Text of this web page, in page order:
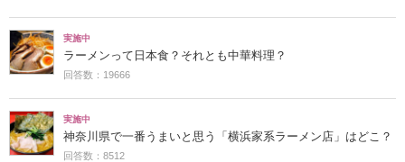
実施中
ラーメンって日本食？それとも中華料理？
回答数：19666
実施中
神奈川県で一番うまいと思う「横浜家系ラーメン店」はどこ？
回答数：8512